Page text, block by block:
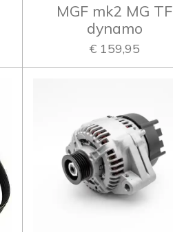
MGF mk2 MG TF
dynamo
€ 159,95